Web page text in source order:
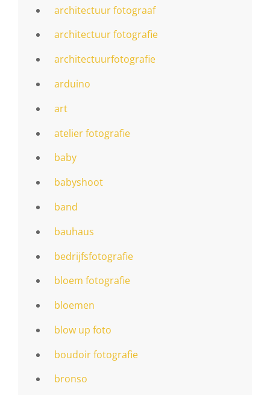
architectuur fotograaf
architectuur fotografie
architectuurfotografie
arduino
art
atelier fotografie
baby
babyshoot
band
bauhaus
bedrijfsfotografie
bloem fotografie
bloemen
blow up foto
boudoir fotografie
bronso